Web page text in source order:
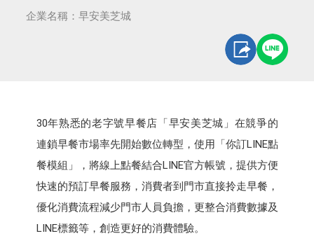
企業名稱：早安美芝城
30年熟悉的老字號早餐店「早安美芝城」在競爭的
連鎖早餐市場率先開始數位轉型，使用「你訂LINE點
餐模組」，將線上點餐結合LINE官方帳號，提供方便
快速的預訂早餐服務，消費者到門市直接拎走早餐，
優化消費流程減少門市人員負擔，更整合消費數據及
LINE標籤等，創造更好的消費體驗。